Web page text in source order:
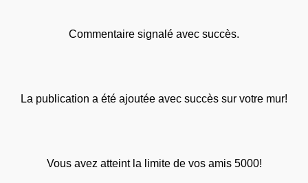
Commentaire signalé avec succès.
La publication a été ajoutée avec succès sur votre mur!
Vous avez atteint la limite de vos amis 5000!